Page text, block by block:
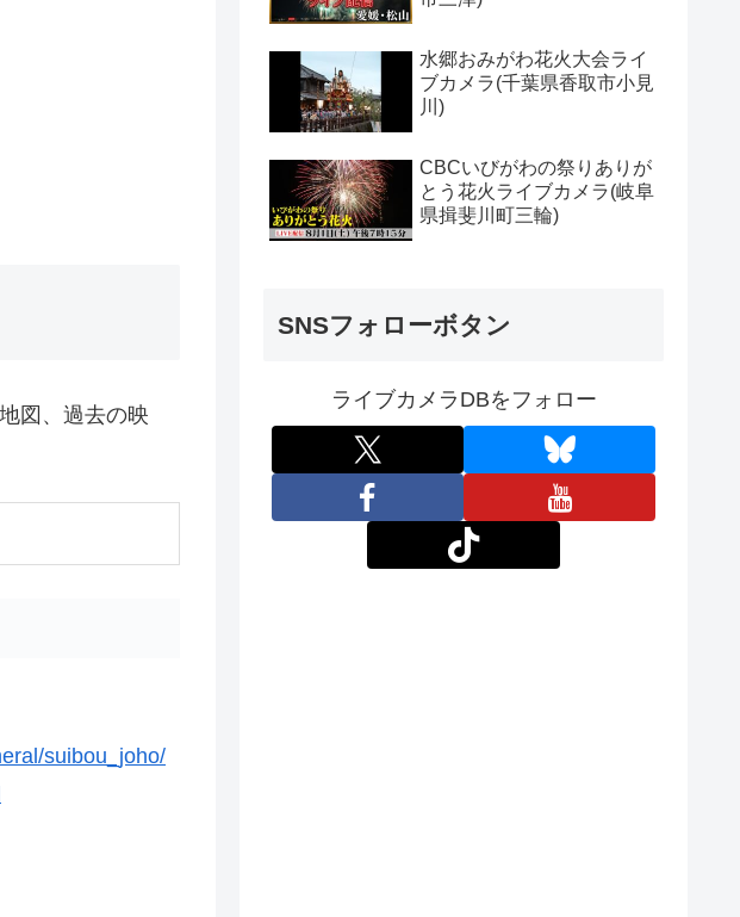
図、過去の映
suibou_joho/
水郷おみがわ花火大会ライ
ブカメラ(千葉県香取市小見
川)
CBCいびがわの祭りありが
とう花火ライブカメラ(岐阜
県揖斐川町三輪)
SNSフォローボタン
ライブカメラDBをフォロー